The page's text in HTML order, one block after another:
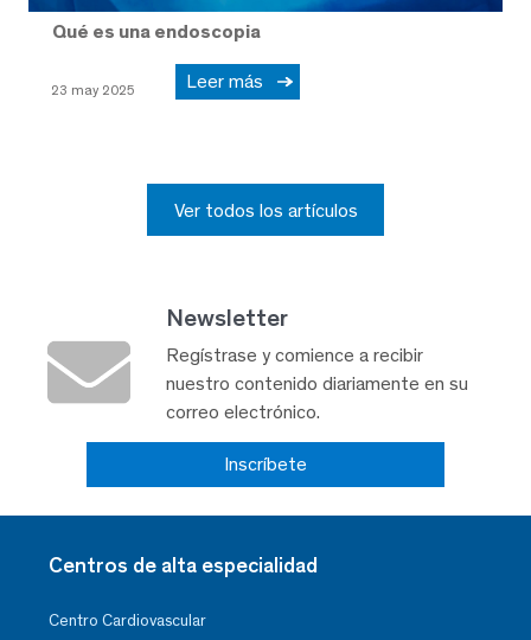
Qué es una endoscopia
23 may 2025 Leer más
Ver todos los artículos
Newsletter
Regístrase y comience a recibir
nuestro contenido diariamente en su
correo electrónico.
Inscríbete
Centros de alta especialidad
Centro Cardiovascular